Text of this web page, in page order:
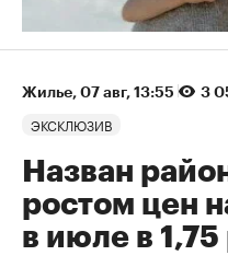
Жилье⁠, 07 авг, 13:55 3
ЭКСКЛЮЗИВ
Назван
ростом цен
в июле в 1,75